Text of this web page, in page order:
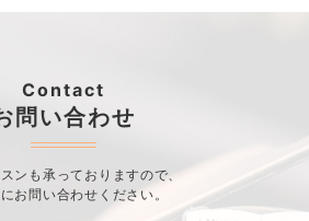
Contact
問い合わせ
ンも承っておりますので、
お問い合わせください。